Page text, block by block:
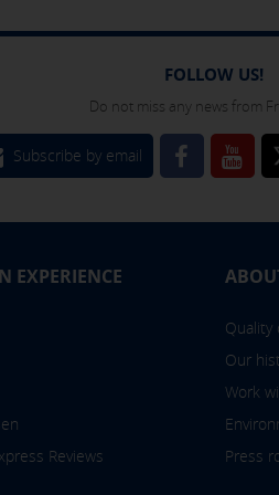
FOLLOW US!
Do not miss any news from
Subscribe by email
EXPERIENCE
Reviews
Quality
Our
Work
Press
page. You can also check our